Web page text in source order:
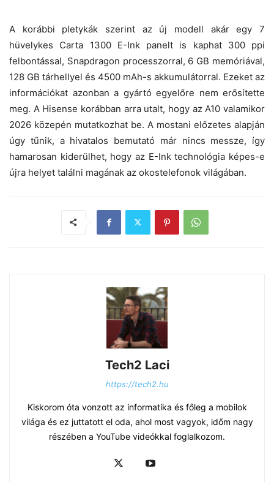
A korábbi pletykák szerint az új modell akár egy 7
hüvelykes Carta 1300 E-Ink panelt is kaphat 300 ppi
felbontással, Snapdragon processzorral, 6 GB memóriával,
128 GB tárhellyel és 4500 mAh-s akkumulátorral. Ezeket az
információkat azonban a gyártó egyelőre nem erősítette
meg. A Hisense korábban arra utalt, hogy az A10 valamikor
2026 közepén mutatkozhat be. A mostani előzetes alapján
úgy tűnik, a hivatalos bemutató már nincs messze, így
hamarosan kiderülhet, hogy az E-Ink technológia képes-e
újra helyet találni magának az okostelefonok világában.
Tech2 Laci
https://tech2.hu
Kiskorom óta vonzott az informatika és főleg a mobilok
világa és ez juttatott el oda, ahol most vagyok, időm nagy
részében a YouTube videókkal foglalkozom.